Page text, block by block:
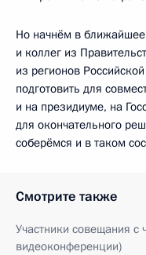
Но начнём в ближайшее
и коллег из
из регионов
подготовить для
и на президиуме, на
для окончательного
соберёмся и в таком
Смотрите также
Участники совещания
видеоконференции)